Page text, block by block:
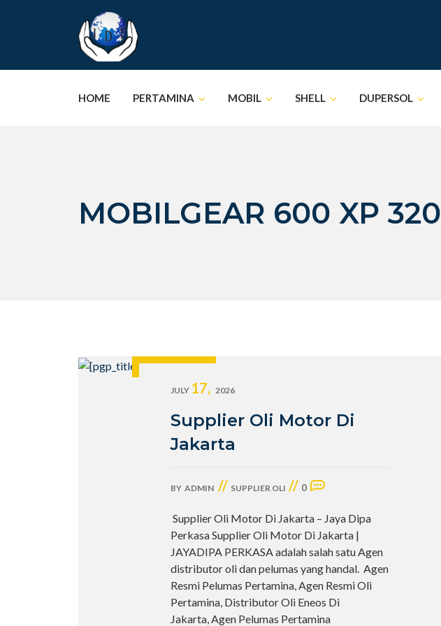
HOME PERTAMINA MOBIL SHELL DUPERSOL
MOBILGEAR 600 XP 320
JULY 17, 2026
Supplier Oli Motor Di
Jakarta
BY ADMIN // SUPPLIER OLI // 0
Supplier Oli Motor Di Jakarta – Jaya Dipa
Perkasa Supplier Oli Motor Di Jakarta |
JAYADIPA PERKASA adalah salah satu Agen
distributor oli dan pelumas yang handal. Agen
Resmi Pelumas Pertamina, Agen Resmi Oli
Pertamina, Distributor Oli Eneos Di
Jakarta, Agen Pelumas Pertamina